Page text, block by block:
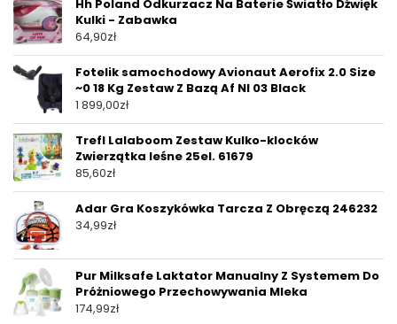
Hh Poland Odkurzacz Na Baterie Światło Dźwięk
Kulki - Zabawka
64,90zł
Fotelik samochodowy Avionaut Aerofix 2.0 Size
~0 18 Kg Zestaw Z Bazą Af Nl 03 Black
1 899,00zł
Trefl Lalaboom Zestaw Kulko-klocków
Zwierzątka leśne 25el. 61679
85,60zł
Adar Gra Koszykówka Tarcza Z Obręczą 246232
34,99zł
Pur Milksafe Laktator Manualny Z Systemem Do
Próżniowego Przechowywania Mleka
174,99zł